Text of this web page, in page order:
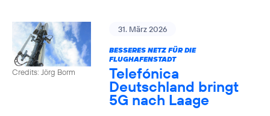
Credits: Jörg Borm
31. März 2026
BESSERES NETZ FÜR DIE
FLUGHAFENSTADT
Telefónica
Deutschland bringt
5G nach Laage